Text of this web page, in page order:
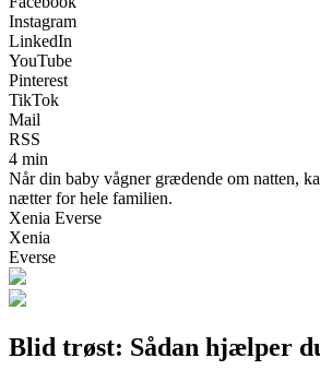
Instagram
LinkedIn
YouTube
Pinterest
TikTok
Mail
RSS
4 min
Når din baby vågner grædende om natten,
nætter for hele familien.
Xenia Everse
Xenia
Everse
Blid trøst: Sådan hjælper